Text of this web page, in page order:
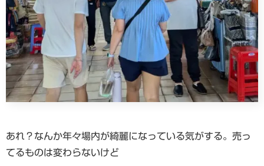
あれ？なんか年々場内が綺麗になっている気がする。売っ
てるものは変わらないけど